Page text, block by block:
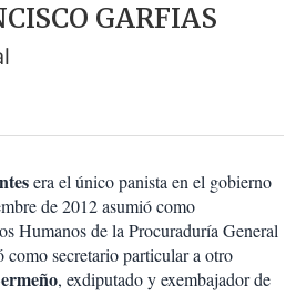
GARFIAS
era el único panista en el gobierno
de 2012 asumió como
Humanos de la Procuraduría General
como secretario particular a otro
, exdiputado y exembajador de